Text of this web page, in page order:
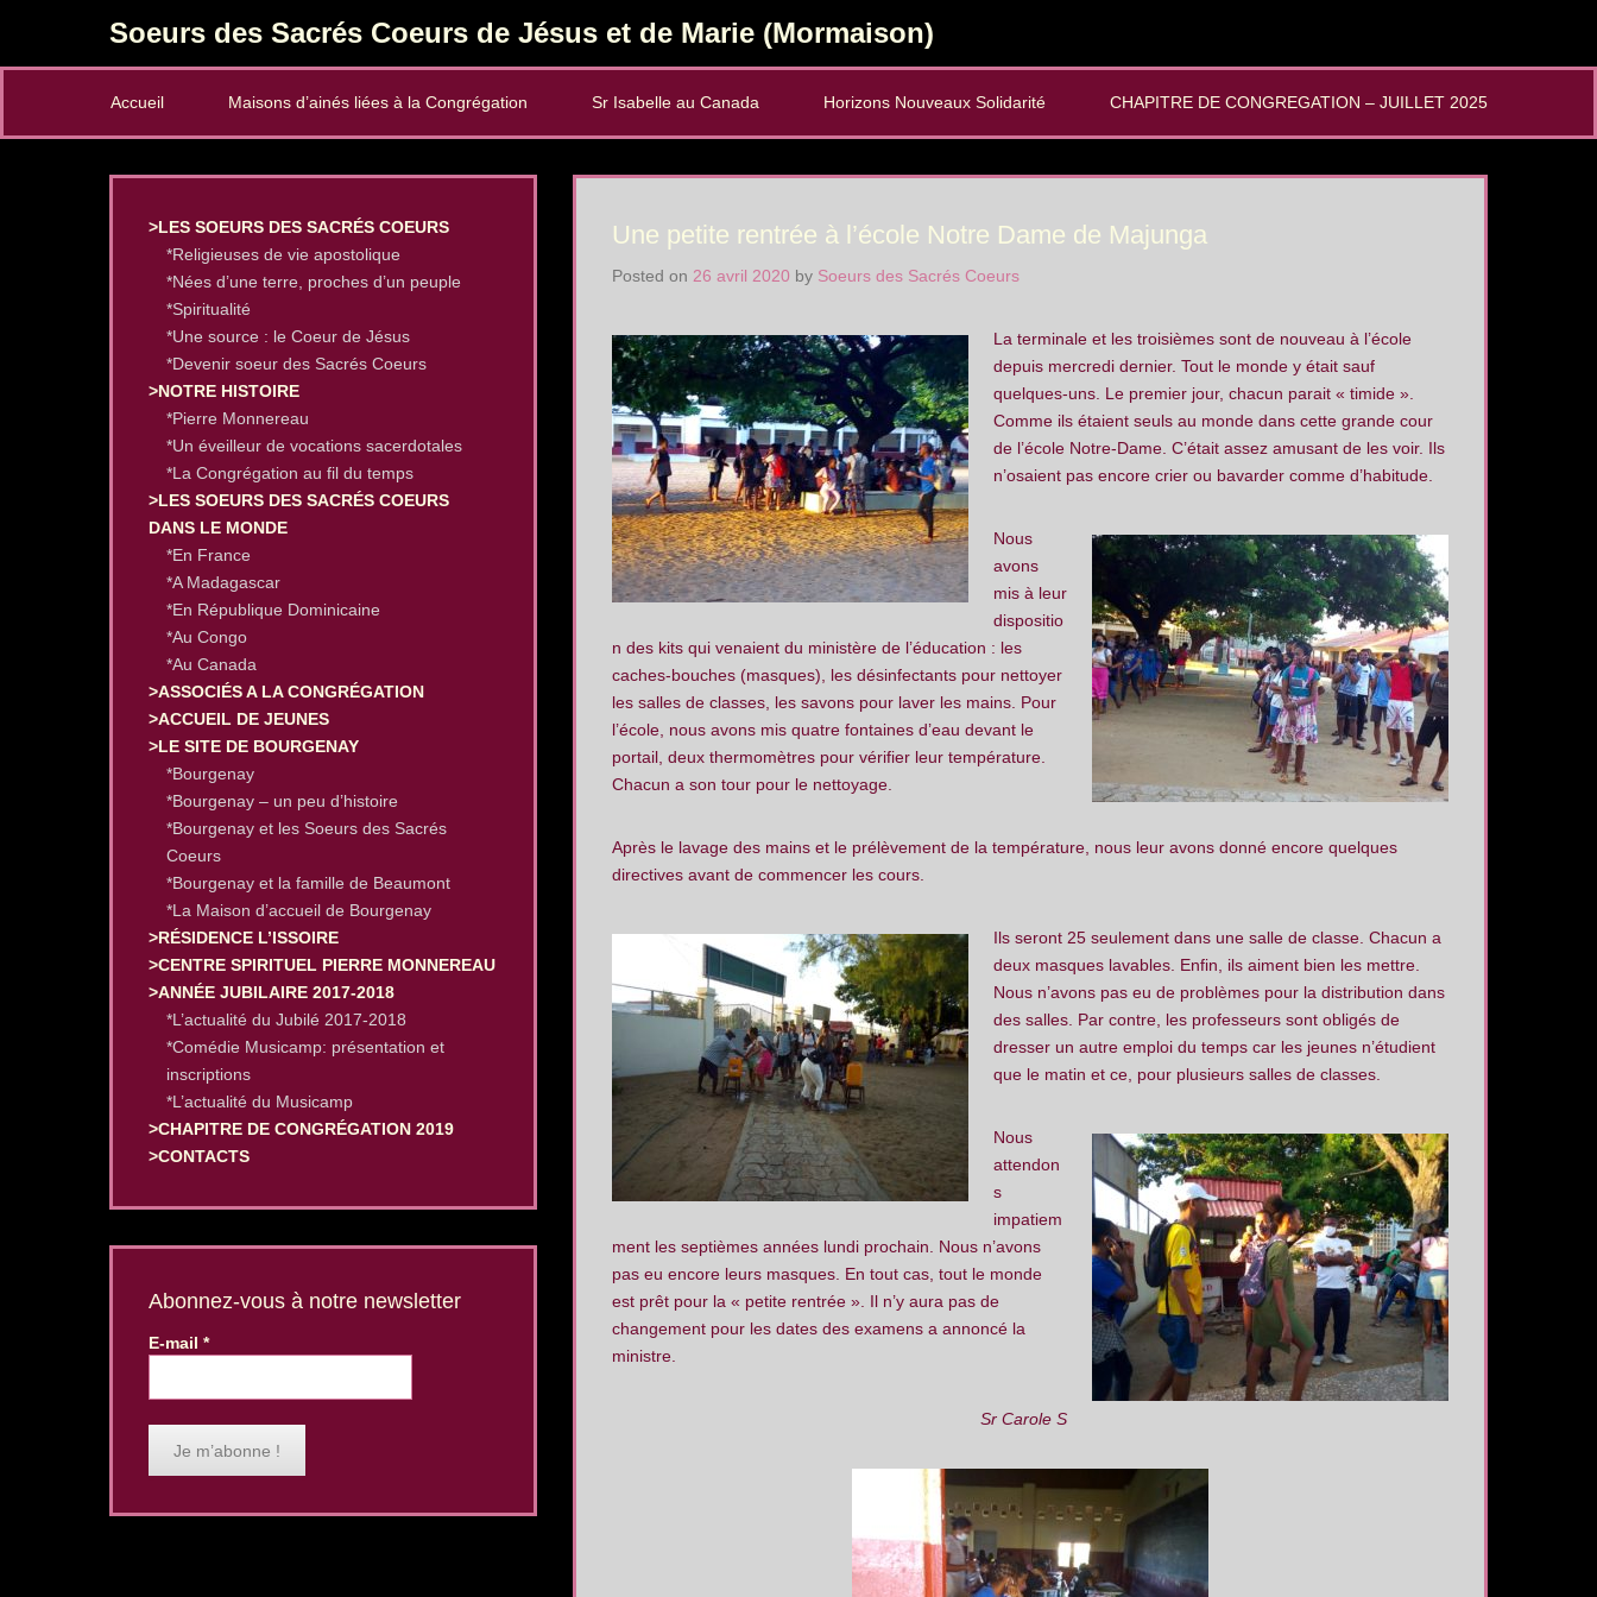
Soeurs des Sacrés Coeurs de Jésus et de Marie (Mormaison)
Accueil
Maisons d’ainés liées à la Congrégation Sr Isabelle au Canada Horizons Nouveaux Solidarité CHAPITRE DE CONGREGATION – JUILLET 2025
Une petite rentrée à l’école Notre Dame de Majunga
Posted on 26 avril 2020 by Soeurs des Sacrés Coeurs
La terminale et les troisièmes sont de nouveau à l’école
depuis mercredi dernier. Tout le monde y était sauf
quelques-uns. Le premier jour, chacun parait « timide ».
Comme ils étaient seuls au monde dans cette grande cour
de l’école Notre-Dame. C’était assez amusant de les voir. Ils
n’osaient pas encore crier ou bavarder comme d’habitude.
Nous
avons
mis à leur
dispositio
n des kits qui venaient du ministère de l’éducation : les
caches-bouches (masques), les désinfectants pour nettoyer
les salles de classes, les savons pour laver les mains. Pour
l’école, nous avons mis quatre fontaines d’eau devant le
portail, deux thermomètres pour vérifier leur température.
Chacun a son tour pour le nettoyage.
Après le lavage des mains et le prélèvement de la température, nous leur avons donné encore quelques
directives avant de commencer les cours.
Ils seront 25 seulement dans une salle de classe. Chacun a
deux masques lavables. Enfin, ils aiment bien les mettre.
Nous n’avons pas eu de problèmes pour la distribution dans
des salles. Par contre, les professeurs sont obligés de
dresser un autre emploi du temps car les jeunes n’étudient
que le matin et ce, pour plusieurs salles de classes.
Nous
attendon
s
impatiem
ment les septièmes années lundi prochain. Nous n’avons
pas eu encore leurs masques. En tout cas, tout le monde
est prêt pour la « petite rentrée ». Il n’y aura pas de
changement pour les dates des examens a annoncé la
ministre.
Sr Carole S
>LES SOEURS DES SACRÉS COEURS
*Religieuses de vie apostolique
*Nées d’une terre, proches d’un peuple
*Spiritualité
*Une source : le Coeur de Jésus
*Devenir soeur des Sacrés Coeurs
>NOTRE HISTOIRE
*Pierre Monnereau
*Un éveilleur de vocations sacerdotales
*La Congrégation au fil du temps
>LES SOEURS DES SACRÉS COEURS
DANS LE MONDE
*En France
*A Madagascar
*En République Dominicaine
*Au Congo
*Au Canada
>ASSOCIÉS A LA CONGRÉGATION
>ACCUEIL DE JEUNES
>LE SITE DE BOURGENAY
*Bourgenay
*Bourgenay – un peu d’histoire
*Bourgenay et les Soeurs des Sacrés
Coeurs
*Bourgenay et la famille de Beaumont
*La Maison d’accueil de Bourgenay
>RÉSIDENCE L’ISSOIRE
>CENTRE SPIRITUEL PIERRE MONNEREAU
>ANNÉE JUBILAIRE 2017-2018
*L’actualité du Jubilé 2017-2018
*Comédie Musicamp: présentation et
inscriptions
*L’actualité du Musicamp
>CHAPITRE DE CONGRÉGATION 2019
>CONTACTS
Abonnez-vous à notre newsletter
E-mail *